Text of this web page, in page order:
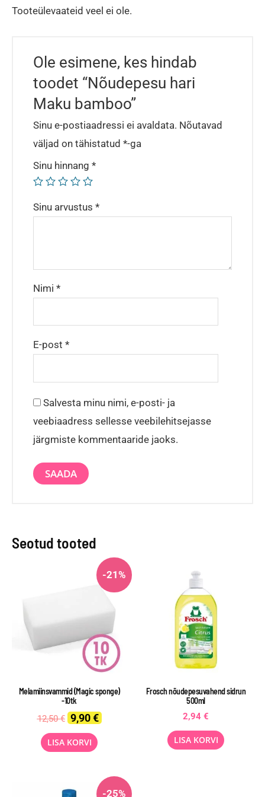
Tooteülevaateid veel ei ole.
Ole esimene, kes hindab
toodet “Nõudepesu hari
Maku bamboo”
Sinu e-postiaadressi ei avaldata. Nõutavad
väljad on tähistatud *-ga
Sinu hinnang *
Sinu arvustus *
Nimi *
E-post *
Salvesta minu nimi, e-posti- ja
veebiaadress sellesse veebilehitsejasse
järgmiste kommentaaride jaoks.
Seotud tooted
-21%
Melamiinsvammid (Magic sponge)
-10tk
12,50€ Original
price
was:
12,50 €.
9,90€ Current
price
LISA KORVI
Frosch nõudepesuvahend sidrun
500ml
2,94 €
LISA KORVI
-25%